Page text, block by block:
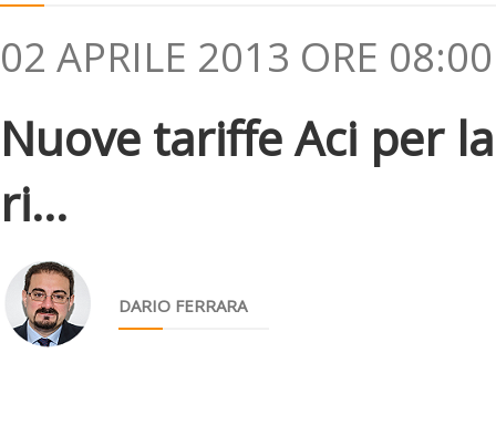
02 APRILE 2013 ORE 08:00
Nuove tariffe Aci per
ri...
DARIO FERRARA